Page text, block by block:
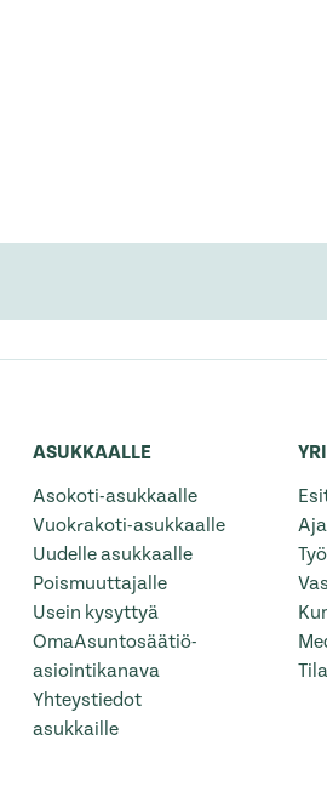
ASUKKAALLE
Asokoti-asukkaalle
Vuokrakoti-asukkaalle
Uudelle asukkaalle
Poismuuttajalle
Usein kysyttyä
OmaAsuntosäätiö-
asiointikanava
Yhteystiedot
asukkaille